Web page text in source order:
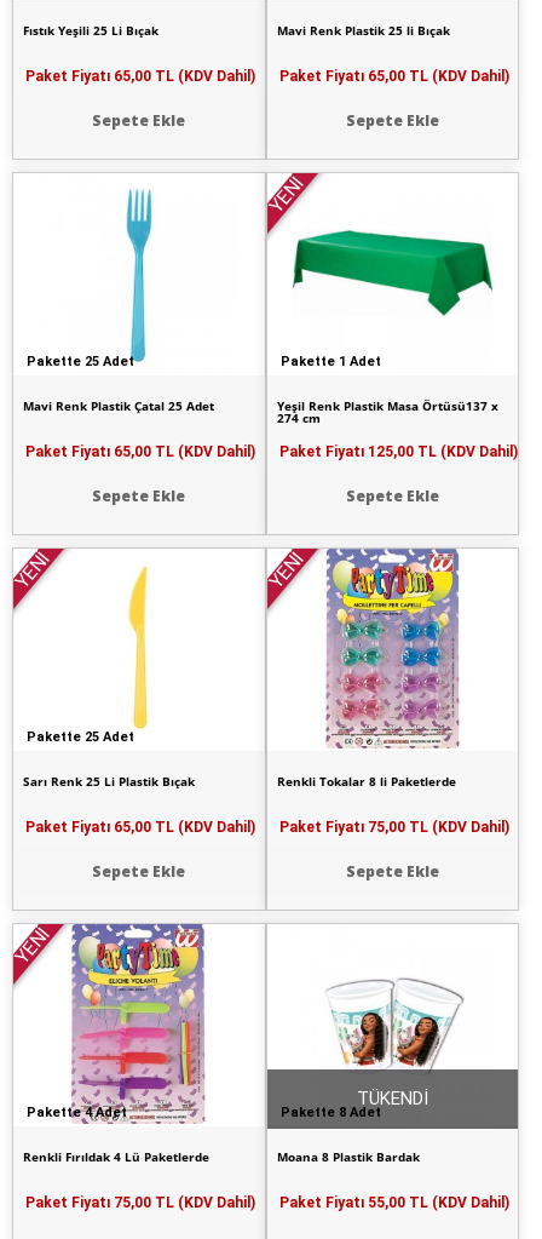
Fıstık Yeşili 25 Li Bıçak
Paket Fiyatı 65,00 TL (KDV Dahil)
Sepete Ekle
Mavi Renk Plastik 25 li Bıçak
Paket Fiyatı 65,00 TL (KDV Dahil)
Sepete Ekle
Pakette 25 Adet
Mavi Renk Plastik Çatal 25 Adet
Paket Fiyatı 65,00 TL (KDV Dahil)
Sepete Ekle
Pakette 1 Adet
YENİ
Yeşil Renk Plastik Masa Örtüsü137 x
274 cm
Paket Fiyatı 125,00 TL (KDV Dahil)
Sepete Ekle
Pakette 25 Adet
YENİ
Sarı Renk 25 Li Plastik Bıçak
Paket Fiyatı 65,00 TL (KDV Dahil)
Sepete Ekle
YENİ
Renkli Tokalar 8 li Paketlerde
Paket Fiyatı 75,00 TL (KDV Dahil)
Sepete Ekle
Pakette 4 Adet
YENİ
Renkli Fırıldak 4 Lü Paketlerde
Paket Fiyatı 75,00 TL (KDV Dahil)
Pakette 8 Adet
Moana 8 Plastik Bardak
Paket Fiyatı 55,00 TL (KDV Dahil)
TÜKENDİ